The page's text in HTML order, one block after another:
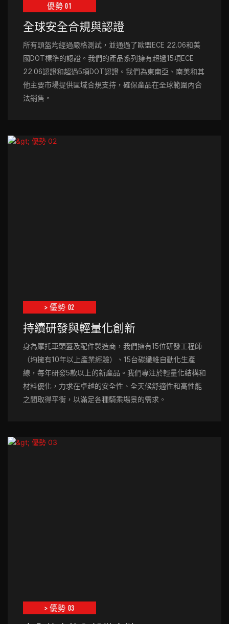
優勢 01
全球安全合規與認證
所有頭盔均經過嚴格測試，並通過了歐盟ECE 22.06和美
國DOT標準的認證。我們的產品系列擁有超過15項ECE
22.06認證和超過5項DOT認證。我們為東南亞、南美和其
他主要市場提供區域合規支持，確保產品在全球範圍內合
法銷售。
> 優勢 02
持續研發與輕量化創新
身為摩托車頭盔及配件製造商，我們擁有15位研發工程師
（均擁有10年以上產業經驗）、15台碳纖維自動化生產
線，每年研發5款以上的新產品。我們專注於輕量化結構和
材料優化，力求在卓越的安全性、全天候舒適性和高性能
之間取得平衡，以滿足各種騎乘場景的需求。
> 優勢 03